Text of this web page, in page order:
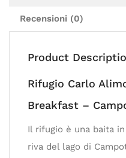
Recensioni (0)
Product
Rifugio Carlo
Breakfast –
Il rifugio è una baita
riva del lago di